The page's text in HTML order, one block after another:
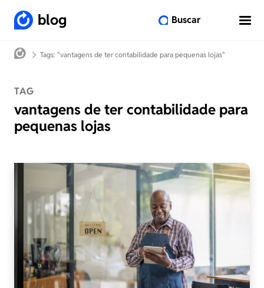
blog Buscar
Tags: "vantagens de ter contabilidade para pequenas lojas"
TAG
vantagens de ter contabilidade para
pequenas lojas